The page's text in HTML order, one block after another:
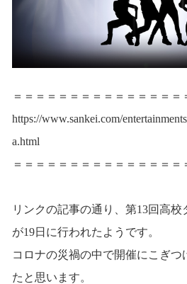
＝＝＝＝＝＝＝＝＝＝＝＝＝＝＝
https://www.sankei.com/
a.html
＝＝＝＝＝＝＝＝＝＝＝＝＝＝＝
リンクの記事の通り、第13回高
が19日に行われたようです。
コロナの災禍の中で開催にこぎつ
たと思います。